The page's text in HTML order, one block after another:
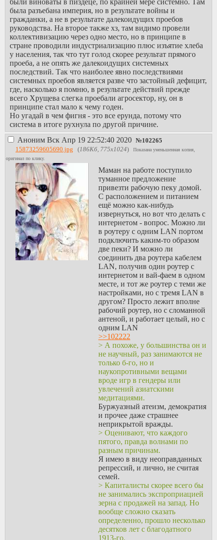
были виноваты в пиздеце, по крайней мере системно. Там
была разъебана империя, но в результате войны и
гражданки, а не в результате далекоидущих проебов
руководства. На второе также хз, там видимо провели
коллективизацию через одно место, но в принципе в
стране проводили индустриализацию плюс изъятие хлеба
у населения, так что тут голод скорее результат прямого
проеба, а не опять же далекоидущих системных
последствий. Так что наиболее явно последствиями
системных проебов является разве что застойный дефицит,
где, насколько я помню, в результате действий прежде
всего Хрущева слегка проебали агросектор, ну, он в
принципе стал мало к чему годен.
Но угадай в чем фигня - это все ерунда, потому что
система в итоге рухнула по другой причине.
>но система сама по себе не получается стабильной
Фиг знает. Это познается в сравнении. Феодализм тоже не
был стабилен вообще, но был более стабилен, чем
буржуазные республики, устроившие в 19 веке знатный
чад кутежа.
>как это и случилось в итоге после многолетнего провала
цен на нефть во второй половине 80-х
Есть основания полагать, что таки не цены на нефть
виноваты. Точнее, они послужили катализатором, но если
посмотреть на Горбачева, Ельцина, Гайдара, Чубайса, то я
даже не знаю, лол. Короче, если бы был у нас аналог Дэн
Сяопина, было бы все по-другому, инфа 100%.
>Одно противоречит другому, любая буферизация
нарушает прямоту связей предложения и спроса
Не знаю, что там оно нарушает у тебя. Спрос сохранится,
скажем, мы взяли со складов 1000 единиц чего-то, в то
время как обычно производим 100 в день. Емкость склада,
допустим, 10000, и мы заполняем его по квоте в 10000, то
есть мы знаем, что на нем уже не хватает 1000 единиц, то
есть нам надо масштабировать производство или еще что
делать. Проблемы будут, если мы физически не сможем
этого делать, в смысле, допустим эти 9000 - все, что у нас
осталось, то есть если в течение максимум 9 дней мы не
решим вопрос, то мы не покроем спрос. Вопрос также в
том, как будет разворачиваться ситуация, типа - это разовая
флуктация, тренд будет усугубляться или наоборот,
сглаживаться. В общем случае на такой вопрос рыночная
экономика ответа тем более не даст, а механизм
свободного ценообразования путем спроса-предложения
не особо поможет нам даже в общем случае, а уж тем более
если мы имеем дело с эластичным спросом. Так что я
считаю, что такой комми вариант лучше, особенно
принимая во внимание, что это делается через глобальный
координационный центр. Также вопрос прогнозирования
будет абсолютно иррелевантен, если буфера достаточно
большие. Даже паникующее человечество едва ли
способно сожрать больше некоторой нормы, по крайней
Возможно я что-то не так понял, но опять же, я здесь о
некоей комми-экономике говорю. Запасы прочности
можно заложить очень большие, скажем, можно вообще
крутить экономику десятикратно слабее максимального
потенциала, хотя максимальные мощности подрубать
единомоментно может и не выйти, тут наверно от
Аноним Вск Апр 19 22:52:40 2020 №102265
15873259605690.jpg (186Кб, 775x1024)
Показана уменьшенная копия,
оригинал по клику.
Маман на работе поступило
туманное предложение
привезти рабочую пеку домой.
С расположением и питанием
ещё можно как-нибудь
извернуться, но вот что делать с
интернетом - вопрос. Можно ли
в роутеру с одним LAN портом
подключить каким-то образом
две пеки? И можно ли
соединить два роутера кабелем
LAN, получив один роутер с
интернетом и вай-фаем в одном
месте, и тот же роутер с теми же
настройками, но с тремя LAN в
другом? Просто лежит вполне
рабочий роутер, но с сломанной
антеной, и работает целый, но с
одним LAN
>>102222
> А похоже, у большинства он и
не научный, раз занимаются не
только б-го, но и
наукопротивными вещами
вроде игр в гендеры или
увлечений азиатскими
медитациями.
Буржуазный атеизм, демократия
и прочее даже страшнее
неприкрытой вражды.
> Оценивают, что каждого
пятого, правда волнами по
разным причинам.
Я имею в виду неоправданных
репрессий, и лично, не считая
семей.
> Капиталисты скорее всего бы
не занимались экспроприацией
зерна с продажей на запад. Но
вообще сложно сказать
определенно, прошло несколько
десятков лет с благодатного
1913-го.